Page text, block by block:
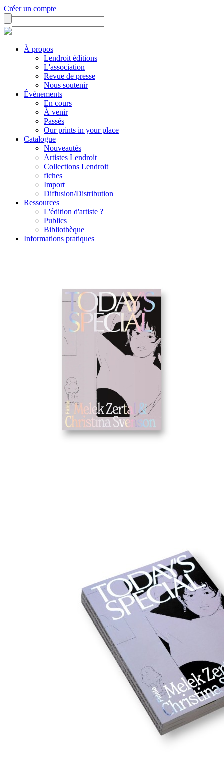
Créer un compte
À propos
Lendroit éditions
L'association
Revue de presse
Nous soutenir
Événements
En cours
À venir
Passés
Our prints in your place
Catalogue
Nouveautés
Artistes Lendroit
Collections Lendroit
fiches
Import
Diffusion/Distribution
Ressources
L'édition d'artiste ?
Publics
Bibliothèque
Informations pratiques